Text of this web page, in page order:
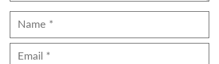
Name
Email